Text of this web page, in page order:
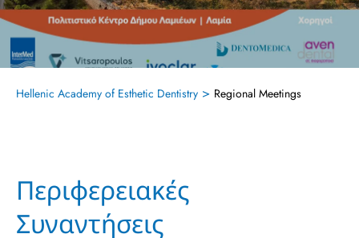
Hellenic Academy of Esthetic Dentistry > Regional Meetings
Περιφερειακές
Συναντήσεις